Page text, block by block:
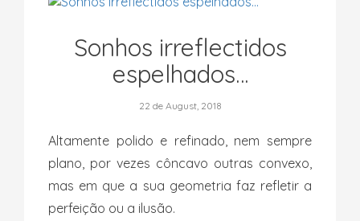
Sonhos irreflectidos
espelhados…
22 de August, 2018
Altamente polido e refinado, nem sempre
plano, por vezes côncavo outras convexo,
mas em que a sua geometria faz refletir a
perfeição ou a ilusão.